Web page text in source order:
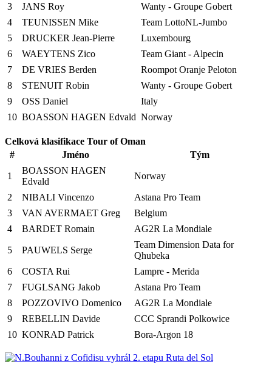
3
JANS Roy
Wanty - Groupe Gobert
4
TEUNISSEN Mike
Team LottoNL-Jumbo
5
DRUCKER Jean-Pierre
Luxembourg
6
WAEYTENS Zico
Team Giant - Alpecin
7
DE VRIES Berden
Roompot Oranje Peloton
8
STENUIT Robin
Wanty - Groupe Gobert
9
OSS Daniel
Italy
10 BOASSON HAGEN Edvald Norway
Celková klasifikace Tour of Oman
#
Jméno Tým
1
BOASSON HAGEN
Edvald
Norway
2 NIBALI Vincenzo
Astana Pro Team
3
VAN AVERMAET Greg
Belgium
4
BARDET Romain AG2R La Mondiale
5 PAUWELS Serge
Team Dimension Data for
Qhubeka
6
COSTA Rui
Lampre - Merida
7
FUGLSANG Jakob
Astana Pro Team
8
POZZOVIVO Domenico
AG2R La Mondiale
9
REBELLIN Davide
CCC Sprandi Polkowice
10 KONRAD Patrick Bora-Argon 18